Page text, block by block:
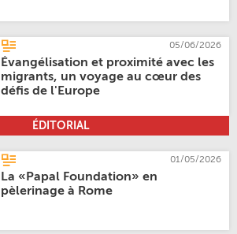
ÉDITORIAL
05/06/2026
Évangélisation et proximité avec les
migrants, un voyage au cœur des
défis de l'Europe
01/05/2026
La «Papal Foundation» en
pèlerinage à Rome